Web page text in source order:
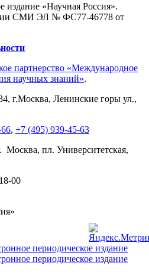
издание «Научная Россия».
СМИ ЭЛ № ФС77-46778 от
партнерство «Международное
научных знаний».
, г.Москва, Ленинские горы ул.,
, +7 (495) 939-45-63
Москва, пл. Университетская,
00